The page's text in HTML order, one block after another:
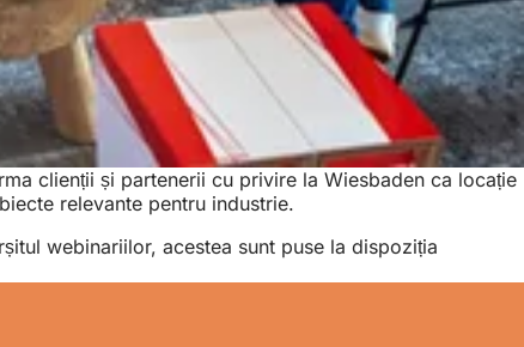
clienții și partenerii cu privire la Wiesbaden ca locație
relevante pentru industrie.
webinariilor, acestea sunt puse la dispoziția